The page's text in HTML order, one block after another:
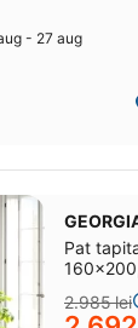
- 27 aug
Pat
Mov Lila
2.985lei